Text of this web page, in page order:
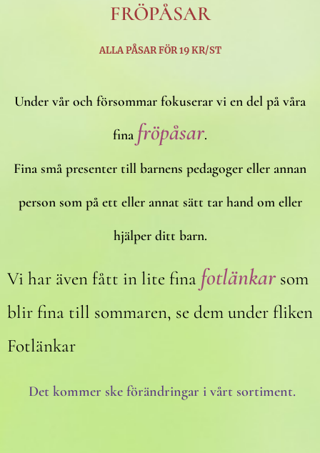
FRÖPÅSAR
ALLA PÅSAR FÖR 19 KR/ST
Under vår och försommar fokuserar vi en del på våra
fina fröpåsar.
Fina små presenter till barnens pedagoger eller annan
person som på ett eller annat sätt tar hand om eller
hjälper ditt barn.
Vi har även fått in lite fina fotlänkarsom
blir fina till sommaren, se dem under fliken
Fotlänkar
Det kommer ske förändringar i vårt sortiment.